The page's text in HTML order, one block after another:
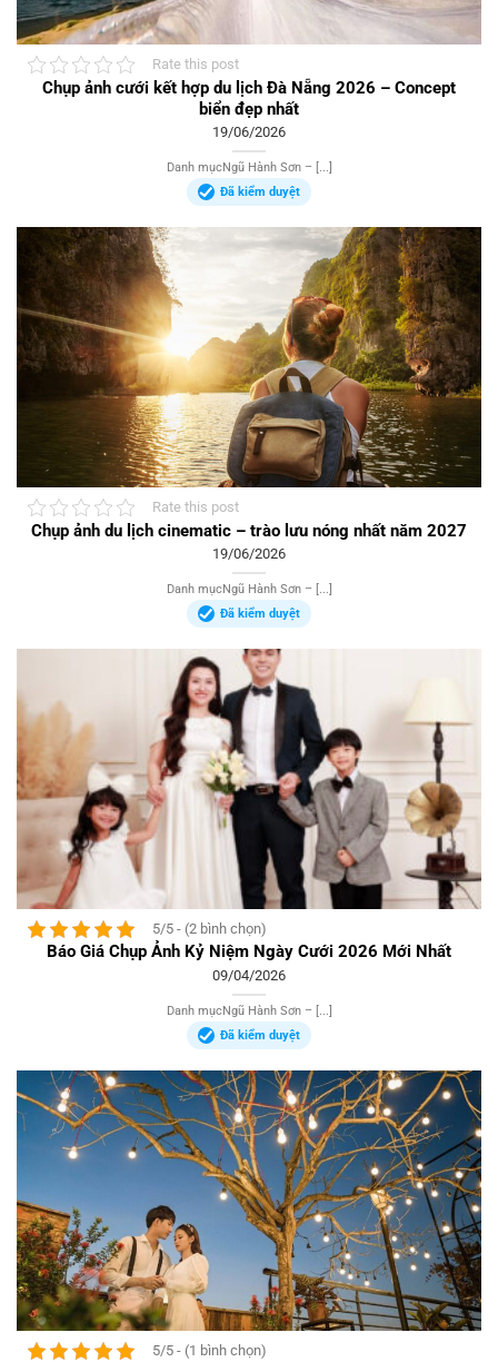
Rate this post
Chụp ảnh cưới kết hợp du lịch Đà Nẵng 2026 – Concept
biển đẹp nhất
19/06/2026
Danh mụcNgũ Hành Sơn – [...]
Đã kiểm duyệt
Rate this post
Chụp ảnh du lịch cinematic – trào lưu nóng nhất năm 2027
19/06/2026
Danh mụcNgũ Hành Sơn – [...]
Đã kiểm duyệt
5/5 - (2 bình chọn)
Báo Giá Chụp Ảnh Kỷ Niệm Ngày Cưới 2026 Mới Nhất
09/04/2026
Danh mụcNgũ Hành Sơn – [...]
Đã kiểm duyệt
5/5 - (1 bình chọn)